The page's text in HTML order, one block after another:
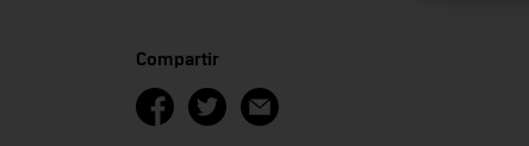
Compartir